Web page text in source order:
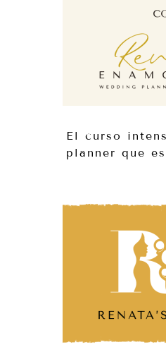
El curso
planner que